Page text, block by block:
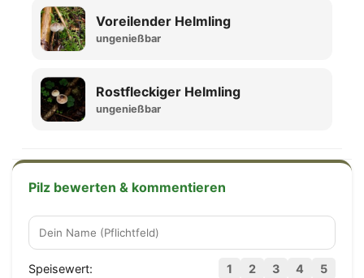
Voreilender Helmling
ungenießbar
Rostfleckiger Helmling
ungenießbar
Pilz bewerten & kommentieren
Speisewert: 1 2 3 4 5